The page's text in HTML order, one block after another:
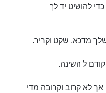
להושיט יד לך
מדכא, שקט וקריר.
קודם ל השינה.
לא קרוב וקרובה מדי